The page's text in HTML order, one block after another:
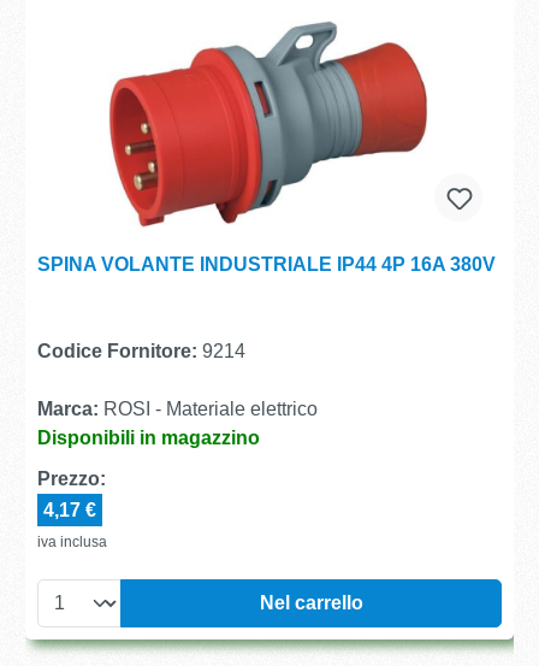
SPINA VOLANTE INDUSTRIALE IP44 4P 16A 380V
Codice Fornitore: 9214
Marca: ROSI - Materiale elettrico
Disponibili in magazzino
Prezzo:
4,17 €
iva inclusa
Nel carrello